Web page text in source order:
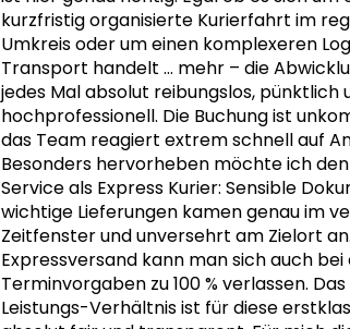
kurzfristig organisierte Kurierfahrt im
Umkreis oder um einen komplexeren
Transport handelt … mehr– die
jedes Mal absolut reibungslos, pünktlich
hochprofessionell. Die Buchung ist
das Team reagiert extrem schnell auf
Besonders hervorheben möchte ich
Service als Express Kurier: Sensible
wichtige Lieferungen kamen genau im
Zeitfenster und unversehrt am Zielort
Expressversand kann man sich auch bei
Terminvorgaben zu 100 % verlassen.
Leistungs-Verhältnis ist für diese